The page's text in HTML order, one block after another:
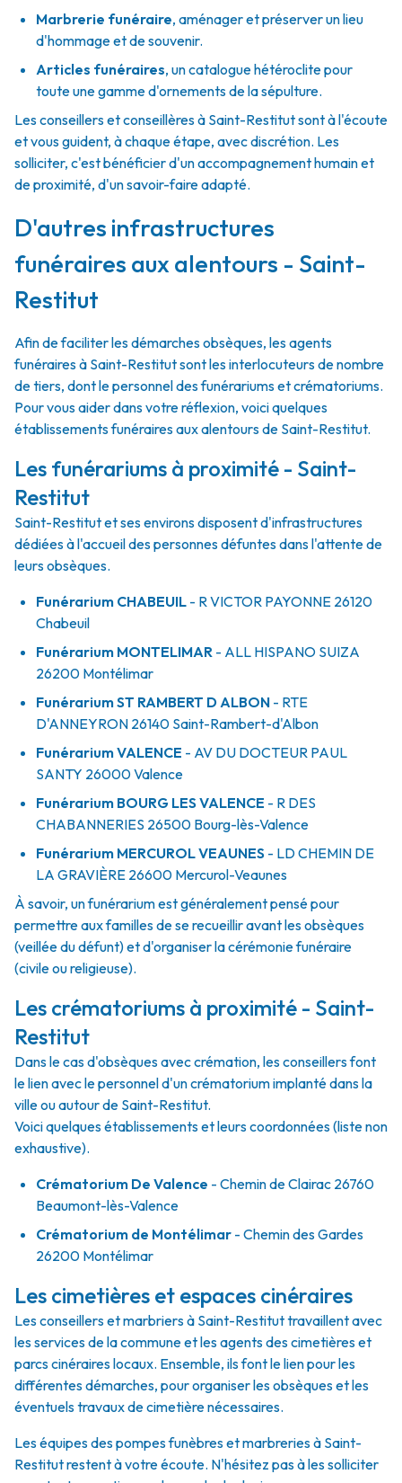
Marbrerie funéraire, aménager et préserver un lieu
d'hommage et de souvenir.
Articles funéraires, un catalogue hétéroclite pour
toute une gamme d'ornements de la sépulture.
Les conseillers et conseillères à Saint-Restitut sont à l'écoute
et vous guident, à chaque étape, avec discrétion. Les
solliciter, c'est bénéficier d'un accompagnement humain et
de proximité, d'un savoir-faire adapté.
D'autres infrastructures
funéraires aux alentours - Saint-
Restitut
Afin de faciliter les démarches obsèques, les agents
funéraires à Saint-Restitut sont les interlocuteurs de nombre
de tiers, dont le personnel des funérariums et crématoriums.
Pour vous aider dans votre réflexion, voici quelques
établissements funéraires aux alentours de Saint-Restitut.
Les funérariums à proximité - Saint-
Restitut
Saint-Restitut et ses environs disposent d'infrastructures
dédiées à l'accueil des personnes défuntes dans l'attente de
leurs obsèques.
Funérarium CHABEUIL - RVICTOR PAYONNE 26120
Chabeuil
Funérarium MONTELIMAR - ALL HISPANO SUIZA
26200 Montélimar
FunérariumST RAMBERT D ALBON - RTE
D'ANNEYRON 26140 Saint-Rambert-d'Albon
FunérariumVALENCE - AV DU DOCTEUR PAUL
SANTY 26000Valence
Funérarium BOURG LES VALENCE - R DES
CHABANNERIES 26500 Bourg-lès-Valence
Funérarium MERCUROL VEAUNES - LDCHEMIN DE
LA GRAVIÈRE 26600 Mercurol-Veaunes
À savoir, un funérarium est généralement pensé pour
permettre aux familles de se recueillir avant les obsèques
(veillée du défunt) et d'organiser la cérémonie funéraire
(civile ou religieuse).
Les crématoriums à proximité - Saint-
Restitut
Dans le cas d'obsèques avec crémation, les conseillers font
le lien avec le personnel d'un crématorium implanté dans la
ville ou autour de Saint-Restitut.
Voici quelques établissements et leurs coordonnées (liste non
exhaustive).
Crématorium De Valence - Chemin de Clairac 26760
Beaumont-lès-Valence
Crématorium de Montélimar - Chemin des Gardes
26200 Montélimar
Les cimetières et espaces cinéraires
Les conseillers et marbriers à Saint-Restitut travaillent avec
les services de la commune et les agents des cimetières et
parcs cinéraires locaux. Ensemble, ils font le lien pour les
différentes démarches, pour organiser les obsèques et les
éventuels travaux de cimetière nécessaires.
Les équipes des pompes funèbres et marbreries à Saint-
Restitut restent à votre écoute. N'hésitez pas à les solliciter